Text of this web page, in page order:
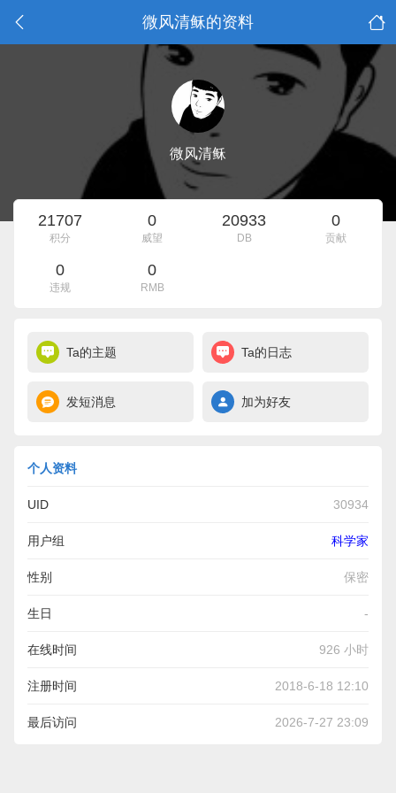
微风清稣的资料
微风清稣
21707
积分
0
威望
20933
DB
0
贡献
0
违规
0
RMB
Ta的主题 Ta的日志
发短消息 加为好友
个人资料
UID 30934
用户组 科学家
性别 保密
生日 -
在线时间 926 小时
注册时间 2018-6-18 12:10
最后访问 2026-7-27 23:09